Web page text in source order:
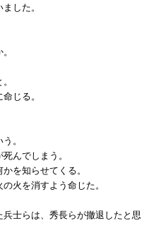
した。
じる。
。
んでしまう。
を知らせてくる。
火を消すよう命じた。
士らは、秀長らが撤退したと思